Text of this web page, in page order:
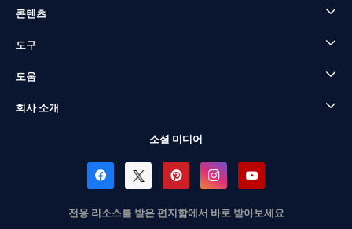
콘텐츠
도구
도움
회사 소개
소셜 미디어
전용 리소스를 받은 편지함에서 바로 받아보세요